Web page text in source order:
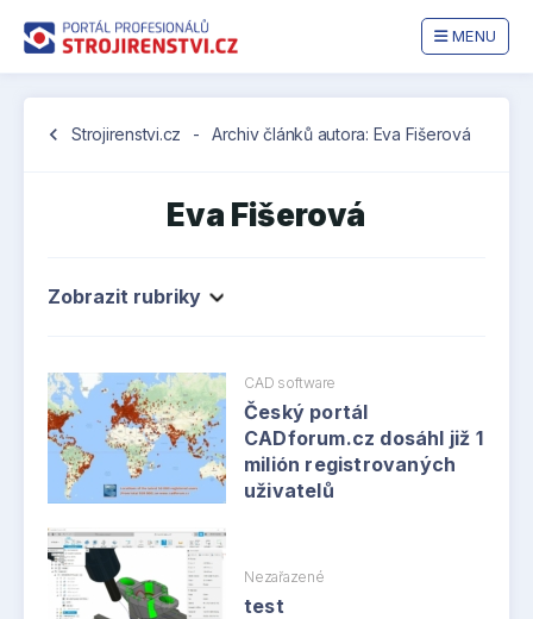
MENU
chevron_left Strojirenstvi.cz - Archiv článků autora: Eva Fišerová
Eva Fišerová
Zobrazit rubriky
CAD software
Český portál
CADforum.cz dosáhl již 1
milión registrovaných
uživatelů
Nezařazené
test